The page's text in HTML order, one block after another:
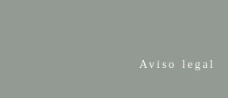
Aviso legal